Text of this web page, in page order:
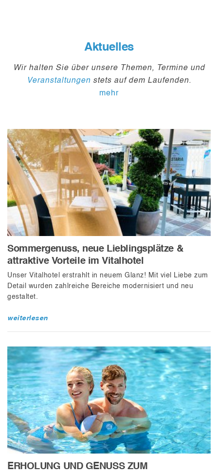
Aktuelles
Wir halten Sie über unsere Themen, Termine und
Veranstaltungen stets auf dem Laufenden.
mehr
Sommergenuss, neue Lieblingsplätze &
attraktive Vorteile im Vitalhotel
Unser Vitalhotel erstrahlt in neuem Glanz! Mit viel Liebe zum
Detail wurden zahlreiche Bereiche modernisiert und neu
gestaltet.
weiterlesen
ERHOLUNG UND GENUSS ZUM